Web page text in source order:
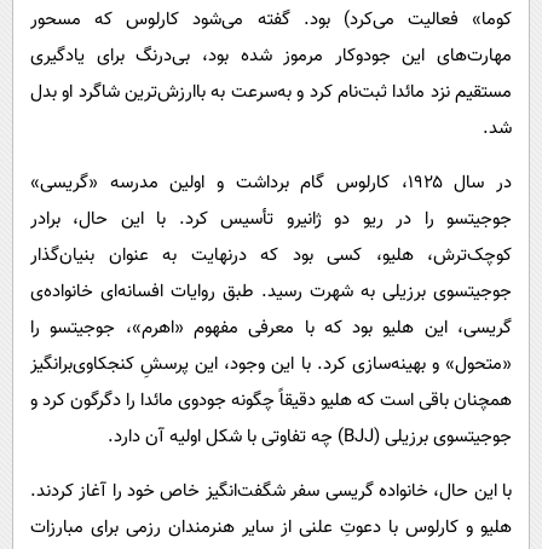
کوما» فعالیت می‌کرد) بود. گفته می‌شود کارلوس که مسحور
مهارت‌های این جودوکار مرموز شده بود، بی‌درنگ برای یادگیری
مستقیم نزد مائدا ثبت‌نام کرد و به‌سرعت به باارزش‌ترین شاگرد او بدل
شد.
در سال ۱۹۲۵، کارلوس گام برداشت و اولین مدرسه‌ «گریسی»
جوجیتسو را در ریو دو ژانیرو تأسیس کرد. با این حال، برادر
کوچک‌ترش، هلیو، کسی بود که درنهایت به‌ عنوان بنیان‌گذار
جوجیتسوی برزیلی به شهرت رسید. طبق روایات افسانه‌ای خانواده‌ی
گریسی، این هلیو بود که با معرفی مفهوم «اهرم»، جوجیتسو را
«متحول» و بهینه‌سازی کرد. با این وجود، این پرسشِ کنجکاوی‌برانگیز
همچنان باقی است که هلیو دقیقاً چگونه جودوی مائدا را دگرگون کرد و
جوجیتسوی برزیلی (BJJ) چه تفاوتی با شکل اولیه‌ آن دارد.
با این حال، خانواده‌ گریسی سفر شگفت‌انگیز خاص خود را آغاز کردند.
هلیو و کارلوس با دعوتِ علنی از سایر هنرمندان رزمی برای مبارزات